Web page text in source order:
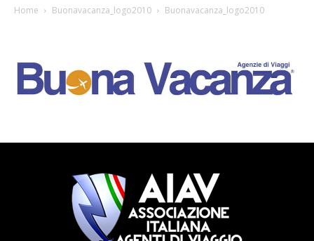
Home Buonavacanza_logo2010 Buonavacanza_logo2010